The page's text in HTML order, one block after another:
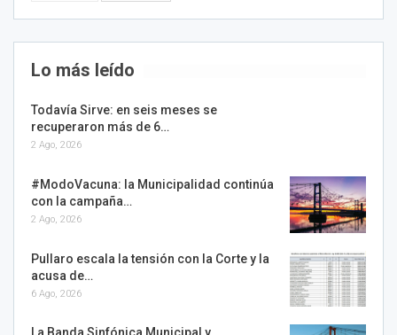
Lo más leído
Todavía Sirve: en seis meses se
recuperaron más de 6…
2 Ago, 2026
#ModoVacuna: la Municipalidad continúa
con la campaña…
2 Ago, 2026
Pullaro escala la tensión con la Corte y la
acusa de…
6 Ago, 2026